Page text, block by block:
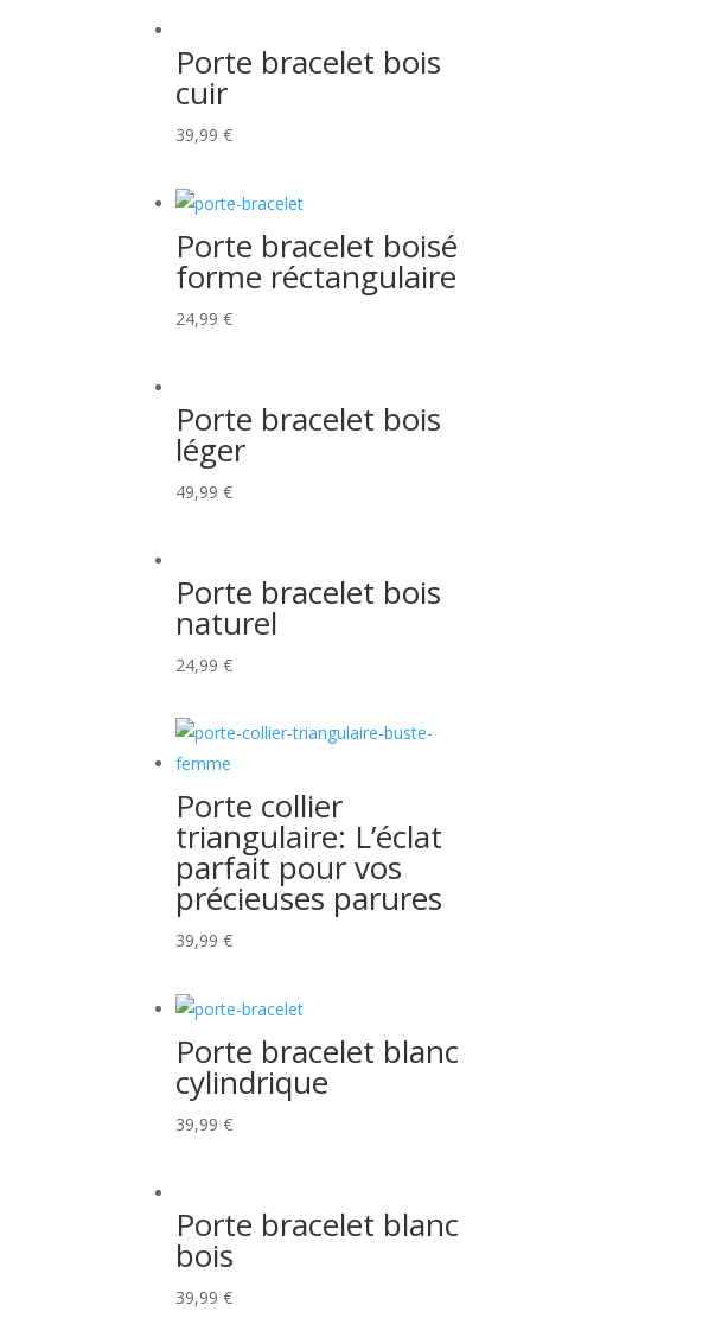
Porte bracelet bois
cuir
39,99€
Porte bracelet boisé
forme réctangulaire
24,99€
Porte bracelet bois
léger
49,99€
Porte bracelet bois
naturel
24,99€
Porte collier
triangulaire: L’éclat
parfait pour vos
précieuses parures
39,99€
Porte bracelet blanc
cylindrique
39,99€
Porte bracelet blanc
bois
39,99€